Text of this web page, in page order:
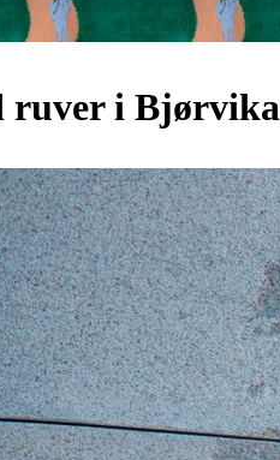
ruver i Bjørvika